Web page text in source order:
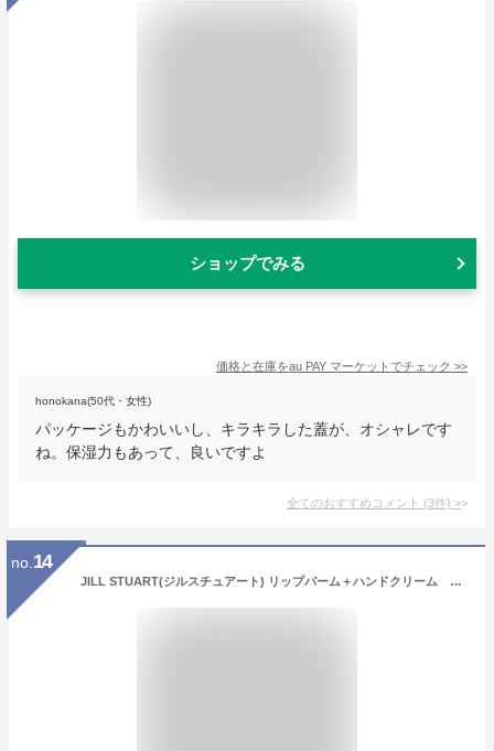
ショップでみる
価格と在庫をau PAY マーケット でチェック >>
honokana(50代・女性)
パッケージもかわいいし、キラキラした蓋が、オシャレです
ね。保湿力もあって、良いですよ
全てのおすすめコメント (3件) >
no. 14
JILL STUART(ジルスチュアート) リップバーム＋ハンドクリーム ホワイトフローラル ギフトセット